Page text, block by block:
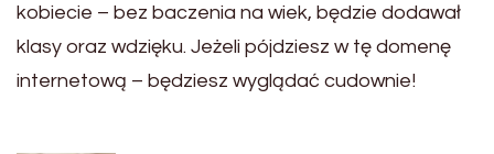
kobiecie – bez baczenia na wiek, będzie dodawał
klasy oraz wdzięku. Jeżeli pójdziesz w tę domenę
internetową – będziesz wyglądać cudownie!